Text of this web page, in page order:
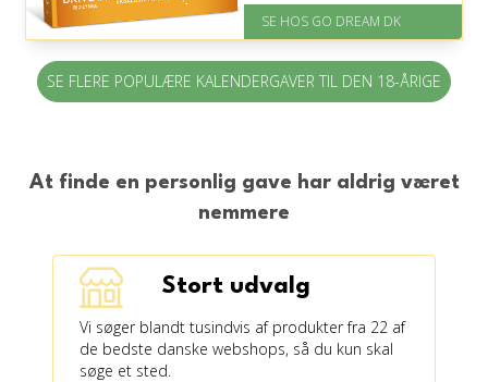
På lager
Levering: E-gavekort kan leveres
SE HOS GO DREAM DK
SE FLERE POPULÆRE KALENDERGAVER TIL DEN 18-ÅRIGE
At finde en personlig gave har aldrig været
nemmere
Stort udvalg
Vi søger blandt tusindvis af produkter fra 22 af
de bedste danske webshops, så du kun skal
søge et sted.